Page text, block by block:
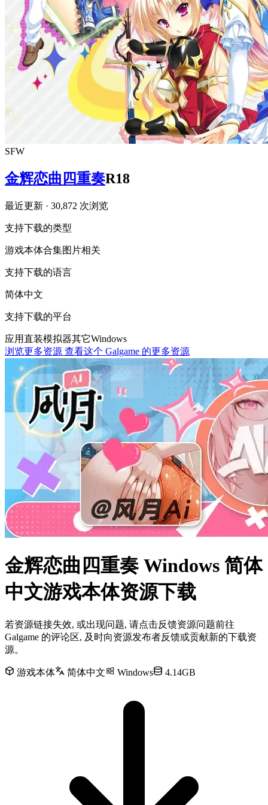
SFW
金辉恋曲四重奏R18
最近更新 · 30,872 次浏览
支持下载的类型
游戏本体合集图片相关
支持下载的语言
简体中文
支持下载的平台
应用直装模拟器其它Windows
浏览更多资源 查看这个 Galgame 的更多资源
金辉恋曲四重奏 Windows 简体
中文游戏本体资源下载
若资源链接失效, 或出现问题, 请点击反馈资源问题前往
Galgame 的评论区, 及时向资源发布者反馈或贡献新的下载资
源。
游戏本体 简体中文 Windows 4.14GB